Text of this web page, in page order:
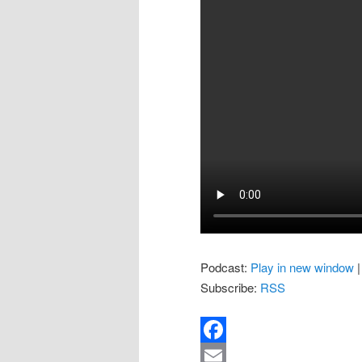
Podcast: Play in new window |
Subscribe: RSS
Facebook